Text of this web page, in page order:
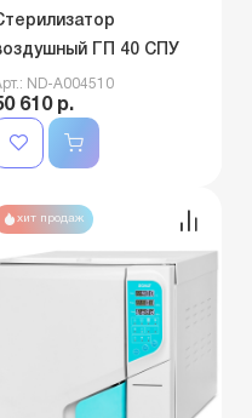
ГП 40 СПУ
ND-A004510
610 р.
хит продаж